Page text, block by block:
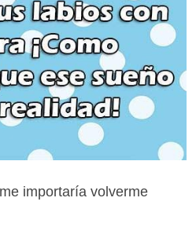
importaría volverme